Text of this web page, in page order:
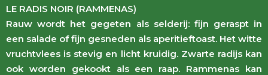
LE RADIS NOIR (RAMMENAS)
Rauw wordt het gegeten als selderij: fijn geraspt in
een salade of fijn gesneden als aperitieftoast. Het witte
vruchtvlees is stevig en licht kruidig. Zwarte radijs kan
ook worden gekookt als een raap. Rammenas kan